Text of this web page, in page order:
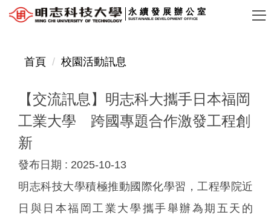
跳
永續發展辦公室
SUSTAINABLE DEVELOPMENT OFFICE
首頁 校園活動訊息
【交流訊息】明志科大攜手日本福岡
工業大學 跨國專題合作激發工程創
新
發布日期 : 2025-10-13
明志科技大學積極推動國際化學習，工程學院近
日與日本福岡工業大學攜手舉辦為期五天的